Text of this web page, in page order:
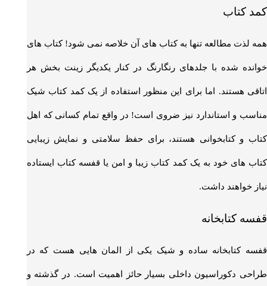
کمد کتاب
همه لذت مطالعه تنها به کتاب های آن خلاصه نمی شود! کتاب های
خوانده شده با جلدهای رنگارنگ در کنار یکدیگر زینت بخش هر
اتاقی هستند. اما برای این منظور استفاده از یک کمد کتاب شیک
مناسب و استاندارد نیز ضروی است! در واقع تمام کسانی که اهل
کتاب و کتابخوانی هستند، برای حفظ سلامتی و نمایش زیبایی
کتاب های خود به یک کمد کتاب زیبا و امن یا قفسه کتاب ایستاده
نیاز خواهند داشت.
قفسه کتابخانه
قفسه کتابخانه ساده و شیک یکی از المان هایی هست که در
طراحی دکوراسیون داخلی بسیار حائز اهمیت است. در گذشته و